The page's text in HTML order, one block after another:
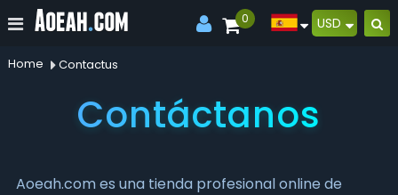
0 USD
Home Contactus
Contáctanos
Aoeah.com es una tienda profesional online de